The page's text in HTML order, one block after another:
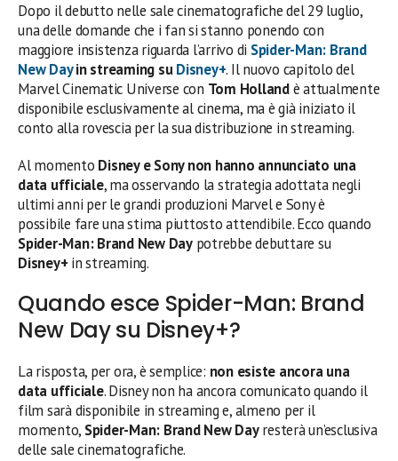
Dopo il debutto nelle sale cinematografiche del 29 luglio,
una delle domande che i fan si stanno ponendo con
maggiore insistenza riguarda l’arrivo di Spider-Man: Brand
New Dayin streaming suDisney+. Il nuovo capitolo del
Marvel Cinematic Universe con Tom Hollandè attualmente
disponibile esclusivamente al cinema, ma è già iniziato il
conto alla rovescia per la sua distribuzione in streaming.
Al momento Disney e Sony non hanno annunciato una
data ufficiale, ma osservando la strategia adottata negli
ultimi anni per le grandi produzioni Marvel e Sony è
possibile fare una stima piuttosto attendibile. Ecco quando
Spider-Man: Brand New Daypotrebbe debuttare su
Disney+ in streaming.
Quando esce Spider-Man: Brand
New Day su Disney+?
La risposta, per ora, è semplice: non esiste ancora una
data ufficiale. Disney non ha ancora comunicato quando il
film sarà disponibile in streaming e, almeno per il
momento, Spider-Man: Brand New Dayresterà un’esclusiva
delle sale cinematografiche.